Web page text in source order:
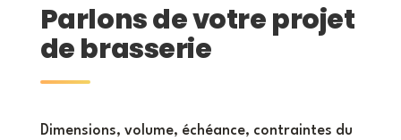
Parlons de votre projet
de brasserie
Dimensions, volume, échéance, contraintes du